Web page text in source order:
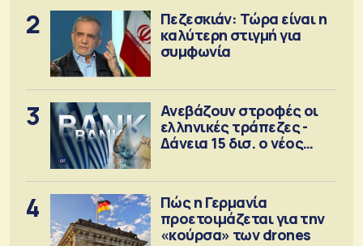
2
Πεζεσκιάν: Τώρα είναι η
καλύτερη στιγμή για
συμφωνία
3
Ανεβάζουν στροφές οι
ελληνικές τράπεζες -
Δάνεια 15 δισ. ο νέος
4
Πώς η Γερμανία
προετοιμάζεται για την
«κούρσα» των drones